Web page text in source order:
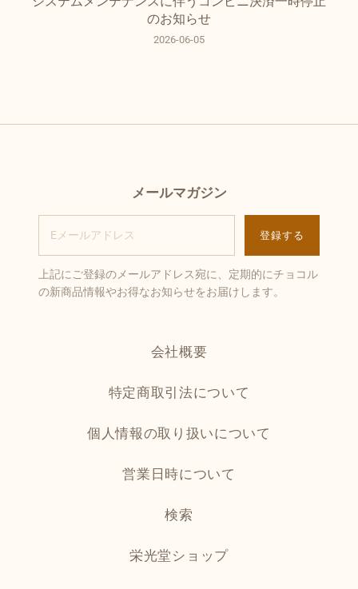
のお知らせ
2026-06-05
メールマガジン
上記にご登録のメールアドレス宛に、定期的にチョコル
の新商品情報やお得なお知らせをお届けします。
会社概要
特定商取引法について
個人情報の取り扱いについて
営業日時について
検索
栄光堂ショップ